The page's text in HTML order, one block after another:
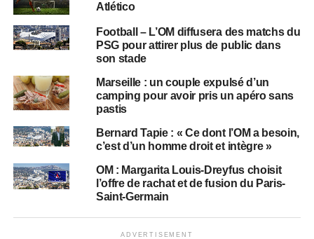
Atlético
Football – L’OM diffusera des matchs du
PSG pour attirer plus de public dans
son stade
Marseille : un couple expulsé d’un
camping pour avoir pris un apéro sans
pastis
Bernard Tapie : « Ce dont l’OM a besoin,
c’est d’un homme droit et intègre »
OM : Margarita Louis-Dreyfus choisit
l’offre de rachat et de fusion du Paris-
Saint-Germain
ADVERTISEMENT